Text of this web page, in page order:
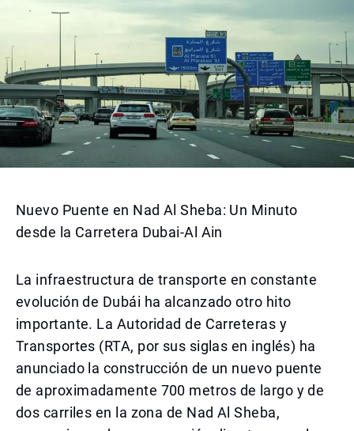
Nuevo Puente en Nad Al Sheba: Un Minuto
desde la Carretera Dubai-Al Ain
La infraestructura de transporte en constante
evolución de Dubái ha alcanzado otro hito
importante. La Autoridad de Carreteras y
Transportes (RTA, por sus siglas en inglés) ha
anunciado la construcción de un nuevo puente
de aproximadamente 700 metros de largo y de
dos carriles en la zona de Nad Al Sheba,